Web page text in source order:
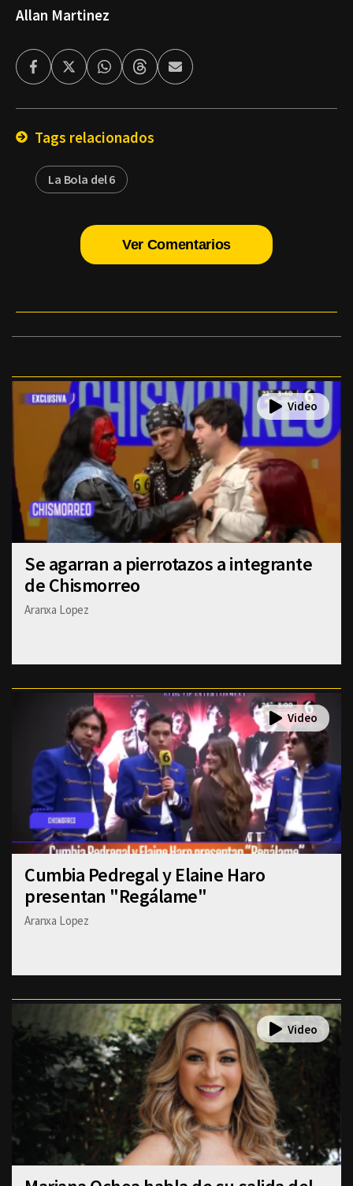
Allan Martinez
FacebookTwitterWhatsappThreadsEnviar
por
Tags relacionados
La Bola del 6
Ver Comentarios
Se agarran a pierrotazos a integrante
de Chismorreo
Aranxa Lopez
Cumbia Pedregal y Elaine Haro
presentan "Regálame"
Aranxa Lopez